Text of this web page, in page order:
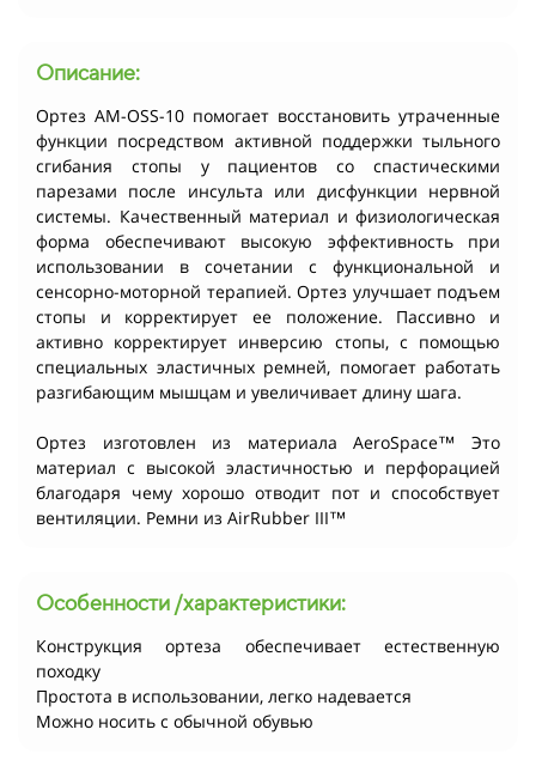
Описание:
Ортез AM-OSS-10 помогает восстановить утраченные
функции посредством активной поддержки тыльного
сгибания стопы у пациентов со спастическими
парезами после инсульта или дисфункции нервной
системы. Качественный материал и физиологическая
форма обеспечивают высокую эффективность при
использовании в сочетании с функциональной и
сенсорно-моторной терапией. Ортез улучшает подъем
стопы и корректирует ее положение. Пассивно и
активно корректирует инверсию стопы, с помощью
специальных эластичных ремней, помогает работать
разгибающим мышцам и увеличивает длину шага.
Ортез изготовлен из материала AeroSpace™ Это
материал с высокой эластичностью и перфорацией
благодаря чему хорошо отводит пот и способствует
вентиляции. Ремни из AirRubber III™
Особенности /характеристики:
Конструкция ортеза обеспечивает естественную
походку
Простота в использовании, легко надевается
Можно носить с обычной обувью